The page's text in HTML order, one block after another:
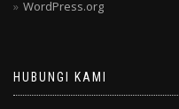
WordPress.org
HUBUNGI KAMI